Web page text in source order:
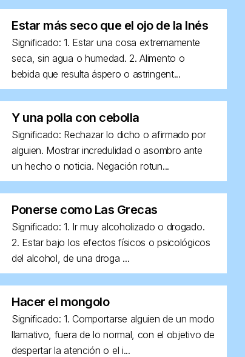
Estar más seco que el ojo de la Inés
Significado: 1. Estar una cosa extremamente
seca, sin agua o humedad. 2. Alimento o
bebida que resulta áspero o astringent...
Y una polla con cebolla
Significado: Rechazar lo dicho o afirmado por
alguien. Mostrar incredulidad o asombro ante
un hecho o noticia. Negación rotun...
Ponerse como Las Grecas
Significado: 1. Ir muy alcoholizado o drogado.
2. Estar bajo los efectos físicos o psicológicos
del alcohol, de una droga ...
Hacer el mongolo
Significado: 1. Comportarse alguien de un modo
llamativo, fuera de lo normal, con el objetivo de
despertar la atención o el i...